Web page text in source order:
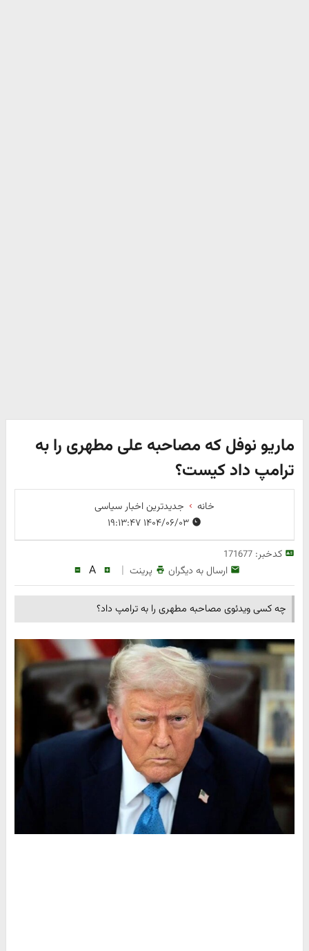
ماریو نوفل که مصاحبه علی مطهری را به
ترامپ داد کیست؟
خانه
جدیدترین اخبار سیاسی
۱۴۰۴/۰۶/۰۳ ۱۹:۱۳:۴۷
کدخبر:171677
ارسال به دیگران پرینت |
A
چه کسی ویدئوی مصاحبه مطهری را به ترامپ داد؟